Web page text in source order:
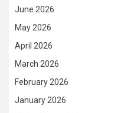
June 2026
May 2026
April 2026
March 2026
February 2026
January 2026